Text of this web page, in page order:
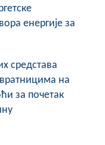
енергије за
средстава
на
за почетак